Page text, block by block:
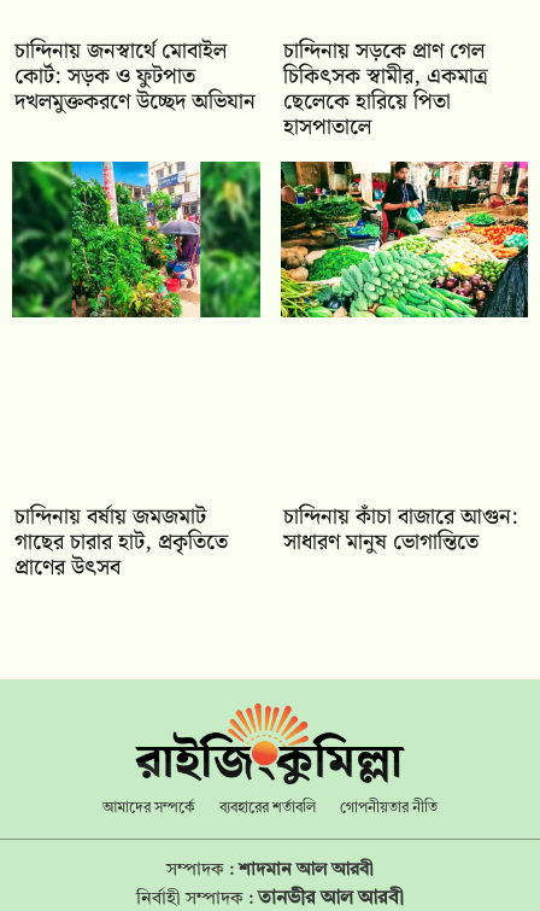
চান্দিনায় জনস্বার্থে মোবাইল
কোর্ট: সড়ক ও ফুটপাত
দখলমুক্তকরণে উচ্ছেদ অভিযান
চান্দিনায় সড়কে প্রাণ গেল
চিকিৎসক স্বামীর, একমাত্র
ছেলেকে হারিয়ে পিতা
হাসপাতালে
চান্দিনায় বর্ষায় জমজমাট
গাছের চারার হাট, প্রকৃতিতে
প্রাণের উৎসব
চান্দিনায় কাঁচা বাজারে আগুন:
সাধারণ মানুষ ভোগান্তিতে
আমাদের সম্পর্কে ব্যবহারের শর্তাবলি গোপনীয়তার নীতি
সম্পাদক :শাদমান আল আরবী
নির্বাহী সম্পাদক : তানভীর আল আরবী